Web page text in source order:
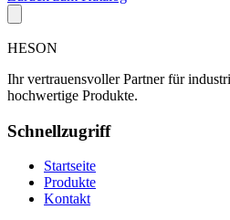
HESON
Ihr vertrauensvoller Partner für
hochwertige Produkte.
Schnellzugriff
Startseite
Produkte
Kontakt